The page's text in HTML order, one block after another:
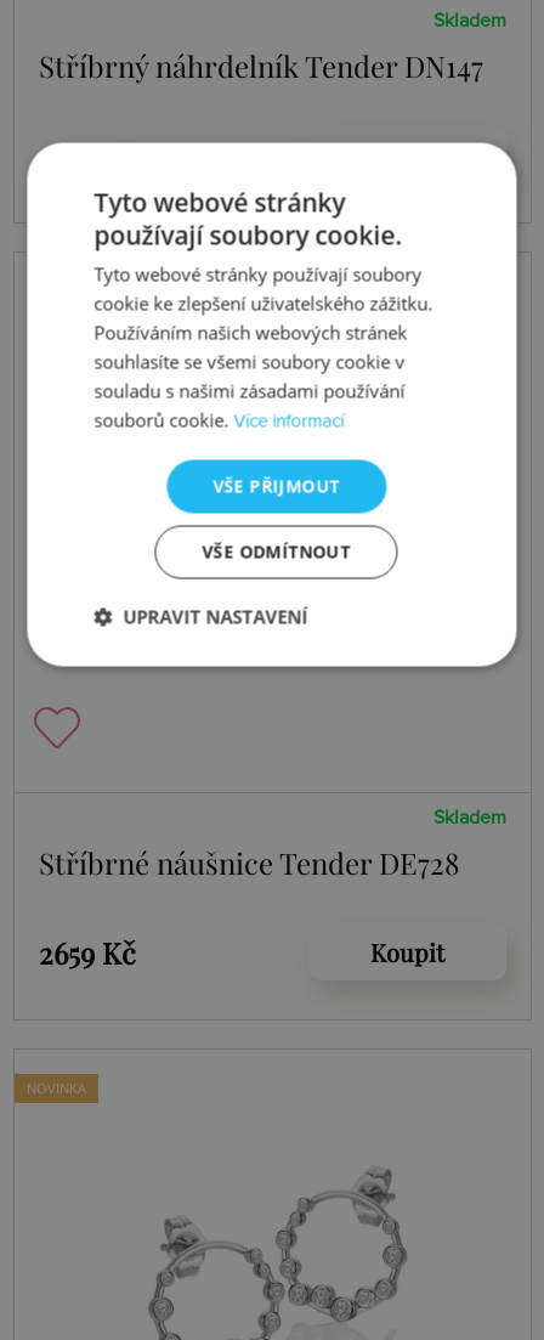
Skladem
Stříbrný náhrdelník Tender DN147
2659 Kč Koupit
Skladem
Stříbrné náušnice Tender DE728
2659 Kč Koupit
NOVINKA
Tyto webové stránky
používají soubory cookie.
Tyto webové stránky používají soubory
cookie ke zlepšení uživatelského zážitku.
Používáním našich webových stránek
souhlasíte se všemi soubory cookie v
souladu s našimi zásadami používání
souborů cookie.Více informací
VŠE PŘIJMOUT
VŠE ODMÍTNOUT
UPRAVIT NASTAVENÍ